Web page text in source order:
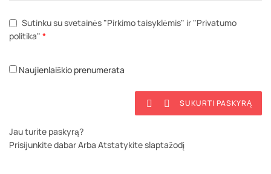
Sutinku su svetainės "Pirkimo taisyklėmis" ir "Privatumo
politika" *
Naujienlaiškio prenumerata
  SUKURTI PASKYRĄ
Jau turite paskyrą?
Prisijunkite dabarArba Atstatykite slaptažodį